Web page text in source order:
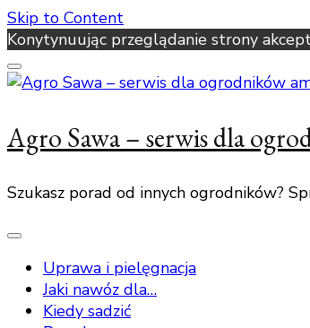
Skip to Content
Konytynuując przeglądanie strony
Agro Sawa – serwis dla
Szukasz porad od innych ogrodników?
Uprawa i pielęgnacja
Jaki nawóz dla…
Kiedy sadzić